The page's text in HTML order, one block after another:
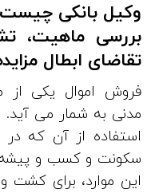
وکیل بانکی
بررسی ماهیت،
تقاضای ابطال
فروش اموال یکی از
مدنی به شمار می‌ آید.
استفاده از آن که
سکونت و کسب و پیشه
این موارد، برای کشت